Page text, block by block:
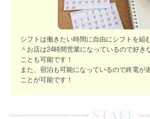
シフトは働きたい時間に自由にシフトを組
＾お店は24時間営業になっているので好き
ことも可能です！
また、宿泊も可能になっているので終電が
ことが可能です！